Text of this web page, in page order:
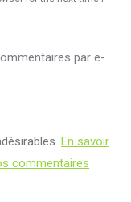
par e-
En savoir
commentaires